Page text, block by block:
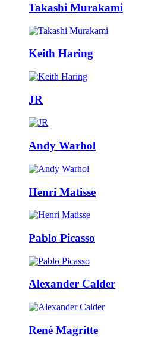
Takashi Murakami
Keith Haring
JR
Andy Warhol
Henri Matisse
Pablo Picasso
Alexander Calder
René Magritte